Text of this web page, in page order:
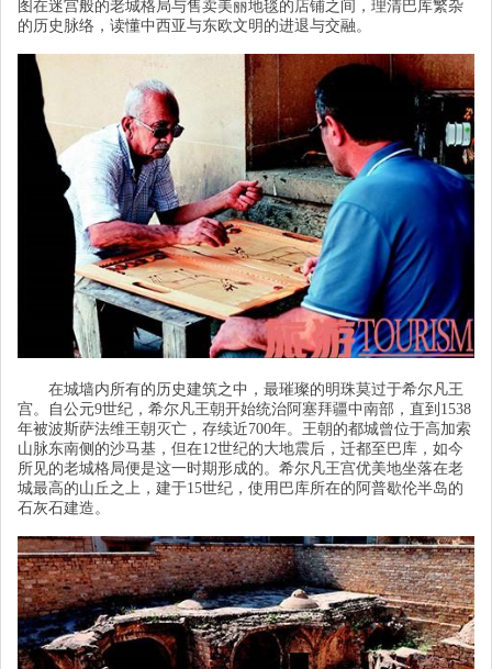
图在迷宫般的老城格局与售卖美丽地毯的店铺之间，理清巴库繁杂
的历史脉络，读懂中西亚与东欧文明的进退与交融。
在城墙内所有的历史建筑之中，最璀璨的明珠莫过于希尔凡王
宫。自公元9世纪，希尔凡王朝开始统治阿塞拜疆中南部，直到1538
年被波斯萨法维王朝灭亡，存续近700年。王朝的都城曾位于高加索
山脉东南侧的沙马基，但在12世纪的大地震后，迁都至巴库，如今
所见的老城格局便是这一时期形成的。希尔凡王宫优美地坐落在老
城最高的山丘之上，建于15世纪，使用巴库所在的阿普歇伦半岛的
石灰石建造。